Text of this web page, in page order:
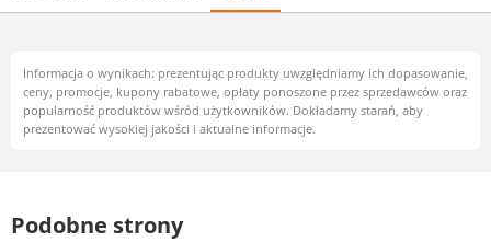
Informacja o wynikach: prezentując produkty uwzględniamy ich dopasowanie,
ceny, promocje, kupony rabatowe, opłaty ponoszone przez sprzedawców oraz
popularność produktów wśród użytkowników. Dokładamy starań, aby
prezentować wysokiej jakości i aktualne informacje.
Podobne strony